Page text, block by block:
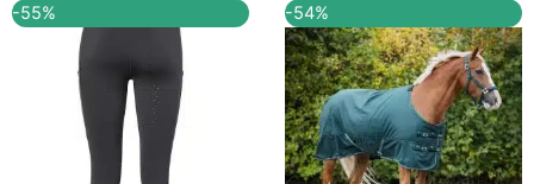
-55%
oprindelige
559,95 kr..
aktuelle
pris
er:
249,95 kr..
-54%
oprindelige
pris
var:
649,95 kr..
aktuelle
pris
er:
299,95 kr..